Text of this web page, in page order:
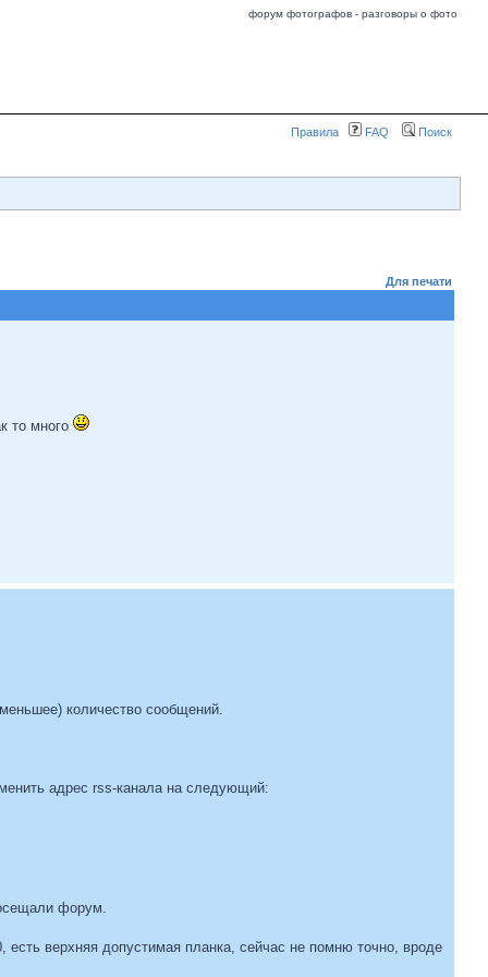
форум фотографов - разговоры о фото
Правила FAQ Поиск
Для печати
то много
количество сообщений.
адрес rss-канала на следующий:
форум.
верхняя допустимая планка, сейчас не помню точно, вроде